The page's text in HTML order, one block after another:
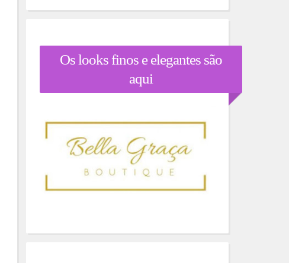
Os looks finos e elegantes são
aqui